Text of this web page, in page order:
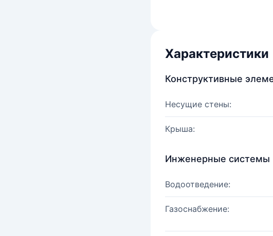
Характеристики
Конструктивные
Несущие стены:
Крыша:
Инженерные системы
Водоотведение:
Газоснабжение: